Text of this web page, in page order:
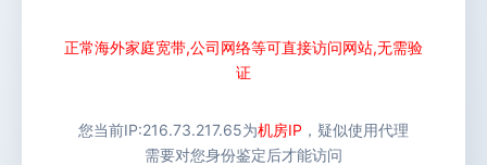
正常海外家庭宽带,公司网络等可直接访问网站,无需验
证
您当前IP:216.73.217.65为机房IP ，疑似使用代理
需要对您身份鉴定后才能访问